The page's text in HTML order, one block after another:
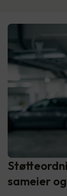
sameier